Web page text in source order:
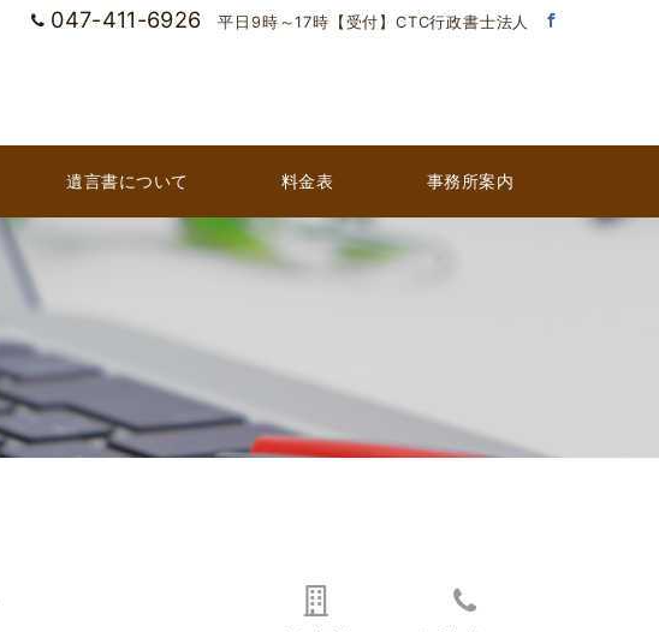
047-411-6926 平日9時～17時【受付】CTC行政書士法人
遺言書について 料金表 事務所案内